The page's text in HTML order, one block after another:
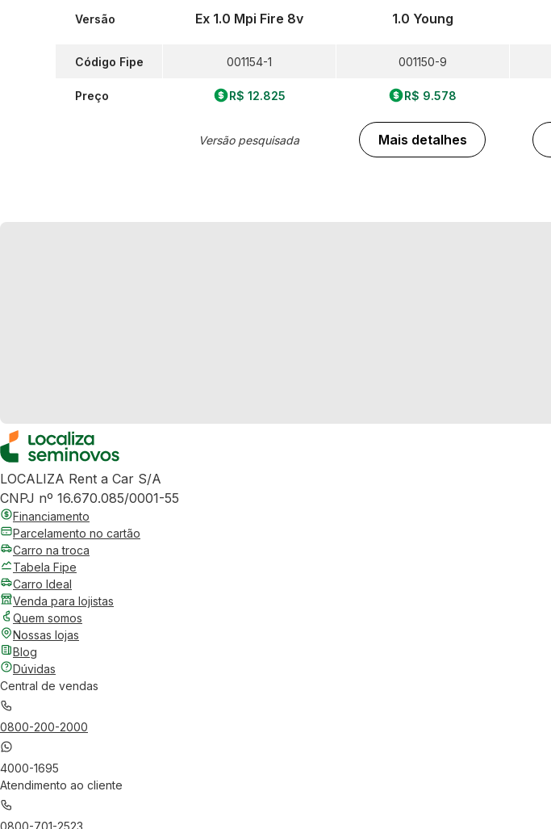
Versão
Código Fipe
Preço
Ex 1.0 Mpi Fire 8v
001154-1
R$ 12.825
Versão pesquisada
1.0 Young
001150-9
R$ 9.578
Mais detalhes
LOCALIZA Rent a Car S/A
CNPJ nº 16.670.085/0001-55
Financiamento
Parcelamento no cartão
Carro na troca
Tabela Fipe
Carro Ideal
Venda para lojistas
Quem somos
Nossas lojas
Blog
Dúvidas
Central de vendas
0800-200-2000
4000-1695
Atendimento ao cliente
0800-701-2523